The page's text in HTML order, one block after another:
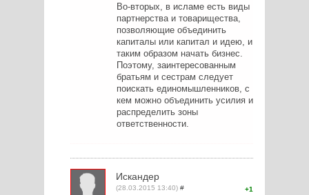
Во-вторых, в исламе есть виды
партнерства и товарищества,
позволяющие объединить
капиталы или капитал и идею, и
таким образом начать бизнес.
Поэтому, заинтересованным
братьям и сестрам следует
поискать единомышленников, с
кем можно объединить усилия и
распределить зоны
ответственности.
Искандер
(28.03.2015 13:40) # 1